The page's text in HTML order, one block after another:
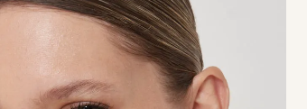
4º blusa
5º jaqueta
6 camisa